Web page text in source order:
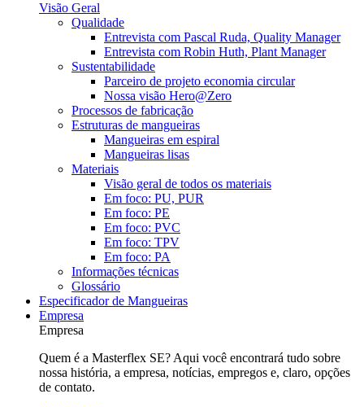
Visão Geral
Qualidade
Entrevista com Pascal Ruda, Quality Manager
Entrevista com Robin Huth, Plant Manager
Sustentabilidade
Parceiro de projeto economia circular
Nossa visão Hero@Zero
Processos de fabricação
Estruturas de mangueiras
Mangueiras em espiral
Mangueiras lisas
Materiais
Visão geral de todos os materiais
Em foco: PU, PUR
Em foco: PE
Em foco: PVC
Em foco: TPV
Em foco: PA
Informações técnicas
Glossário
Especificador de Mangueiras
Empresa
Empresa
Quem é a Masterflex SE? Aqui você encontrará tudo sobre
nossa história, a empresa, notícias, empregos e, claro, opções
de contato.